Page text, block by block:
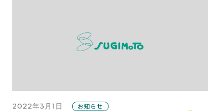
2022年3月1日
お知らせ